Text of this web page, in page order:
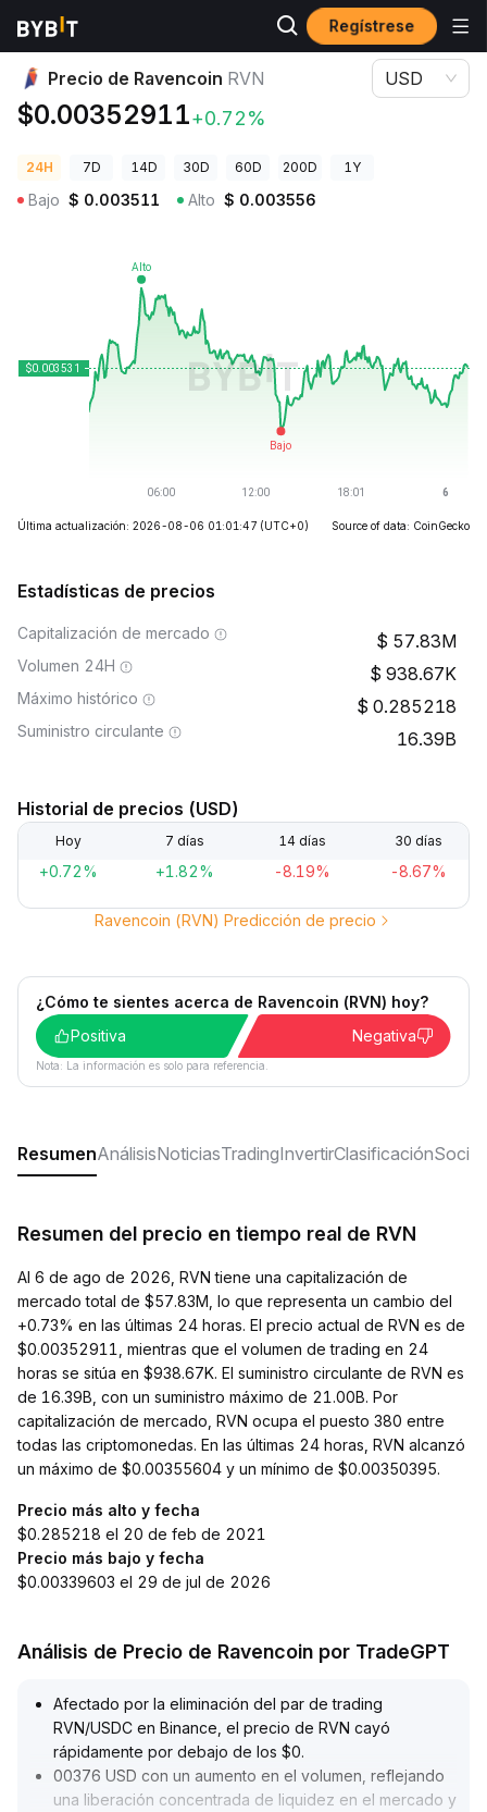
Regístrese
Precios de Criptomonedas Precio de Ravencoin RVN
Precio de Ravencoin RVN
$0.00352911+0.72%
USD
24H 7D 14D 30D 60D 200D 1Y
Bajo $ 0.003511 Alto $ 0.003556
Última actualización: 2026-08-06 01:01:47 (UTC+0) Source of data: CoinGecko
Estadísticas de precios
Capitalización de mercado 57.83M
Volumen 24H 938.67K
Máximo histórico 0.285218
Suministro circulante 16.39B
Historial de precios (USD)
Hoy 7 días 14 días 30 días
+0.72% +1.82% -8.19% -8.67%
Ravencoin (RVN) Predicción de precio
¿Cómo te sientes acerca de Ravencoin (RVN) hoy?
Positiva
Negativa
Nota: La información es solo para referencia.
ResumenAnálisisNoticiasTradingInvertirClasificaciónSocial
Resumen del precio en tiempo real de RVN
Al 6 de ago de 2026, RVN tiene una capitalización de
mercado total de $57.83M, lo que representa un cambio del
+0.73% en las últimas 24 horas. El precio actual de RVN es de
$0.00352911, mientras que el volumen de trading en 24
horas se sitúa en $938.67K. El suministro circulante de RVN es
de 16.39B, con un suministro máximo de 21.00B. Por
capitalización de mercado, RVN ocupa el puesto 380 entre
todas las criptomonedas. En las últimas 24 horas, RVN alcanzó
un máximo de $0.00355604 y un mínimo de $0.00350395.
Precio más alto y fecha
$0.285218 el 20 de feb de 2021
Precio más bajo y fecha
$0.00339603 el 29 de jul de 2026
Análisis de Precio de Ravencoin por TradeGPT
Afectado por la eliminación del par de trading
RVN/USDC en Binance, el precio de RVN cayó
rápidamente por debajo de los $0.
00376 USD con un aumento en el volumen, reflejando
una liberación concentrada de liquidez en el mercado y